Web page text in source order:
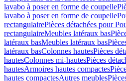
lavabo à poser en forme de coupelle
lavabo à poser en forme de coupelle
rectangulairePièces détachées pour
rectangulaireMeubles latéraux bas
latéraux basMeubles latéraux bas
latéraux basColonnes hautesPièces
hautesColonnes mi-hautesPièces
hautesArmoires hautes compactes
hautes compactesAutres meubles